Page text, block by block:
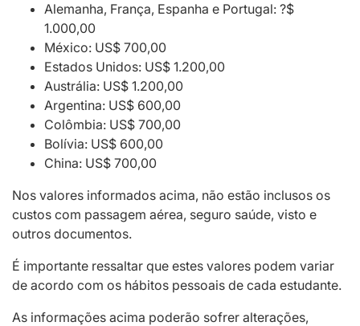
Alemanha, França, Espanha e Portugal: ?$
1.000,00
México: US$ 700,00
Estados Unidos: US$ 1.200,00
Austrália: US$ 1.200,00
Argentina: US$ 600,00
Colômbia: US$ 700,00
Bolívia: US$ 600,00
China: US$ 700,00
Nos valores informados acima, não estão inclusos os
custos com passagem aérea, seguro saúde, visto e
outros documentos.
É importante ressaltar que estes valores podem variar
de acordo com os hábitos pessoais de cada estudante.
As informações acima poderão sofrer alterações,